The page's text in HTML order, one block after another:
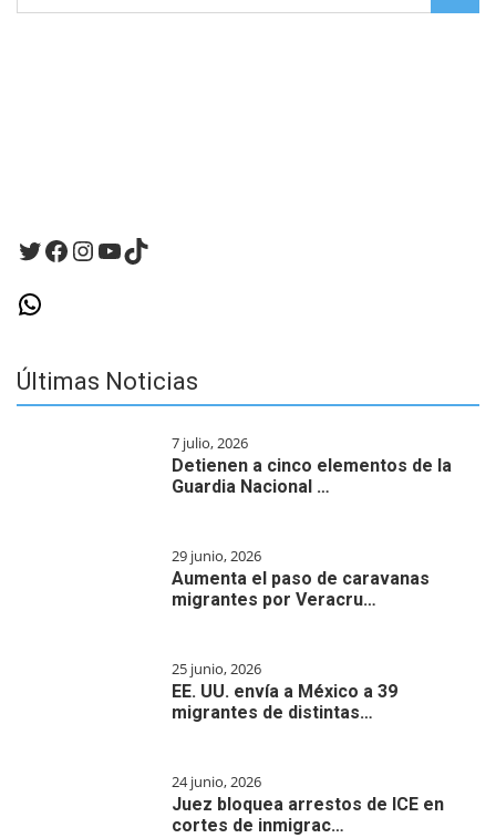
navegador
for:
Twitter
Facebook
Instagram
YouTube
TikTok
WhatsApp
Últimas Noticias
7 julio, 2026
Detienen a cinco elementos de la
Guardia Nacional …
29 junio, 2026
Aumenta el paso de caravanas
migrantes por Veracru…
25 junio, 2026
EE. UU. envía a México a 39
migrantes de distintas…
24 junio, 2026
Juez bloquea arrestos de ICE en
cortes de inmigrac…